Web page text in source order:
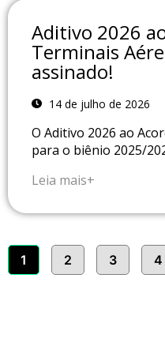
Aditivo 2026
Terminais
assinado!
14 de julho de 2026
O Aditivo 2026 ao
para o biênio 2025/
Leia mais+
1 2 3 4